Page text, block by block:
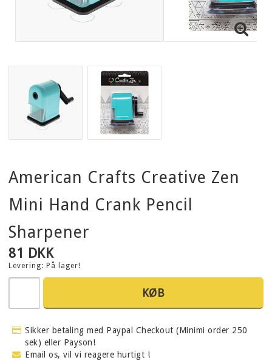
American Crafts Creative Zen
Mini Hand Crank Pencil
Sharpener
81 DKK
Levering: På lager!
KØB
Sikker betaling med Paypal Checkout (Minimi order 250
sek) eller Payson!
Email os, vil vi reagere hurtigt !